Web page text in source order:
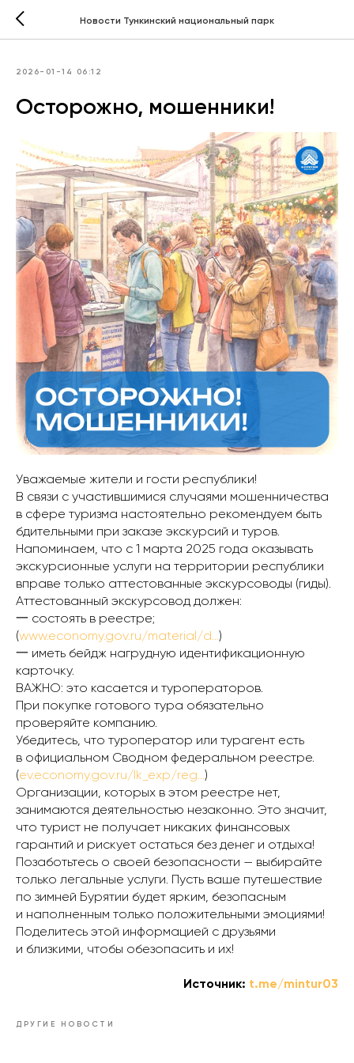
Новости Тункинский национальный парк
2026-01-14 06:12
Осторожно, мошенники!
Уважаемые жители и гости республики!
В связи с участившимися случаями мошенничества
в сфере туризма настоятельно рекомендуем быть
бдительными при заказе экскурсий и туров.
Напоминаем, что с 1 марта 2025 года оказывать
экскурсионные услуги на территории республики
вправе только аттестованные экскурсоводы (гиды).
Аттестованный экскурсовод должен:
一 состоять в реестре;
(www.economy.gov.ru/material/d…)
一 иметь бейдж нагрудную идентификационную
карточку.
ВАЖНО: это касается и туроператоров.
При покупке готового тура обязательно
проверяйте компанию.
Убедитесь, что туроператор или турагент есть
в официальном Сводном федеральном реестре.
(ev.economy.gov.ru/lk_exp/reg…)
Организации, которых в этом реестре нет,
занимаются деятельностью незаконно. Это значит,
что турист не получает никаких финансовых
гарантий и рискует остаться без денег и отдыха!
Позаботьтесь о своей безопасности — выбирайте
только легальные услуги. Пусть ваше путешествие
по зимней Бурятии будет ярким, безопасным
и наполненным только положительными эмоциями!
Поделитесь этой информацией с друзьями
и близкими, чтобы обезопасить и их!
Источник: t.me/mintur03
ДРУГИЕ НОВОСТИ